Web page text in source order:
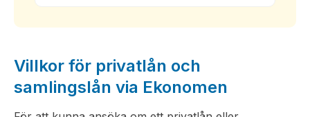
Villkor för privatlån och
samlingslån via Ekonomen